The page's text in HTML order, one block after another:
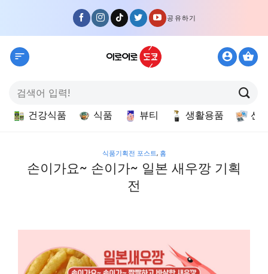
content
공유하기
색:
건강식품 식품 뷰티 생활용품 선
식품기획전 포스트, 홈
손이가요~ 손이가~ 일본 새우깡 기획
전